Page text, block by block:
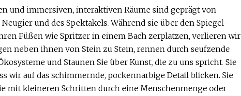
und immersiven, interaktiven Räume sind geprägt von
und des Spektakels. Während sie über den Spiegel-
Füßen wie Spritzer in einem Bach zerplatzen, verlieren wir
neben ihnen von Stein zu Stein, rennen durch seufzende
und Staunen Sie über Kunst, die zu uns spricht. Sie
wir auf das schimmernde, pockennarbige Detail blicken. Sie
mit kleineren Schritten durch eine Menschenmenge oder